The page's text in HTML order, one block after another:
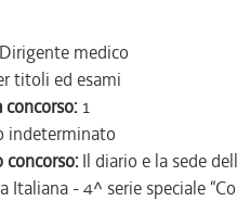
Dirigente medico
titoli ed esami
1
indeterminato
Il diario e la sede
Italiana - 4^ serie speciale